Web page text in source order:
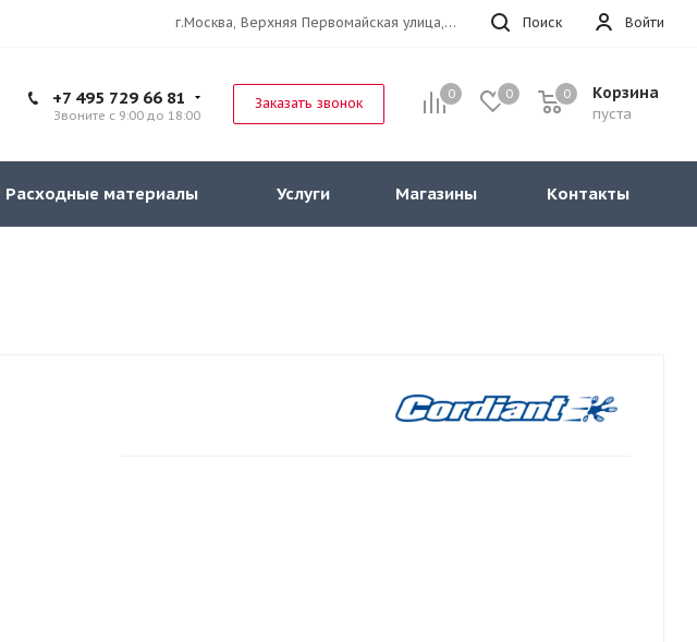
Войти
Поиск
г.Москва, Верхняя Первомайская улица, 47к11 офис 214
0 0 Корзина
пуста
0
+7 495 729 66 81
Звоните с 9:00 до 18:00
Заказать звонок
Расходные материалы Услуги Магазины Контакты